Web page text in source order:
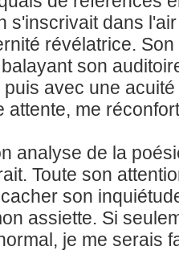
s'inscrivait dans
révélatrice.
son
avec une
attente, me
analyse de la
Toute son
son
assiette. Si
je me serais